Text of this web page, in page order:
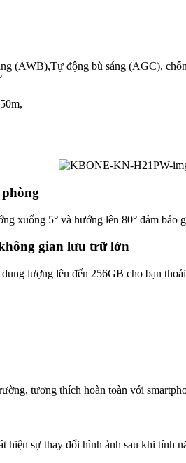
(AWB),Tự động bù sáng (AGC),
xuống 5° và hướng lên 80° đảm
gian lưu trữ lớn
lượng lên đến 256GB cho bạn
tương thích hoàn toàn với
sự thay đổi hình ảnh sau khi tính